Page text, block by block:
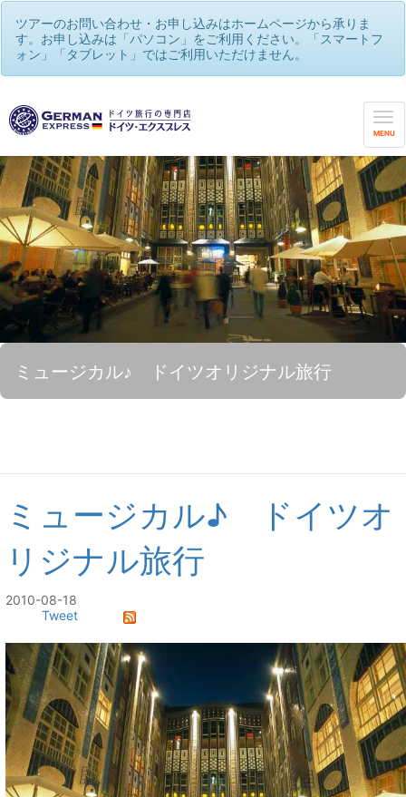
ツアーのお問い合わせ・お申し込みはホームページから承りま
す。お申し込みは「パソコン」をご利用ください。「スマートフ
ォン」「タブレット」ではご利用いただけません。
MENU
ミュージカル♪ ドイツオリジナル旅行
ミュージカル♪ ドイツオ
リジナル旅行
2010-08-18
Tweet